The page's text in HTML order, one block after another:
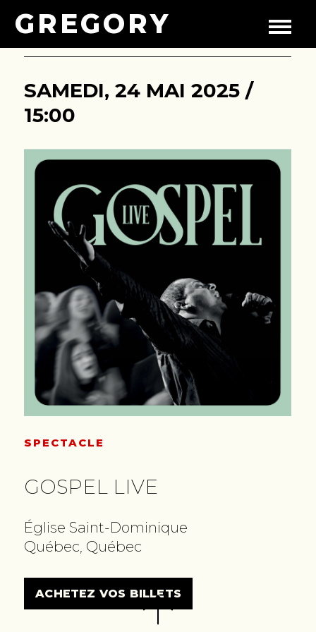
GREGORY
SAMEDI, 24 MAI 2025 /
15:00
SPECTACLE
GOSPEL LIVE
Église Saint-Dominique
Québec, Québec
ACHETEZ VOS BILLETS